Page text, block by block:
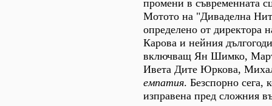
промени в съвременната
Мотото на "Диваделна
определено от директора
Карова и нейния
включващ Ян Шимко,
Ивета Дите Юркова,
емпатия. Безспорно сега,
изправена пред сложния